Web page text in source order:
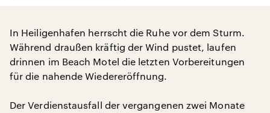
In Heiligenhafen herrscht die Ruhe vor dem Sturm.
Während draußen kräftig der Wind pustet, laufen
drinnen im Beach Motel die letzten Vorbereitungen
für die nahende Wiedereröffnung.
Der Verdienstausfall der vergangenen zwei Monate